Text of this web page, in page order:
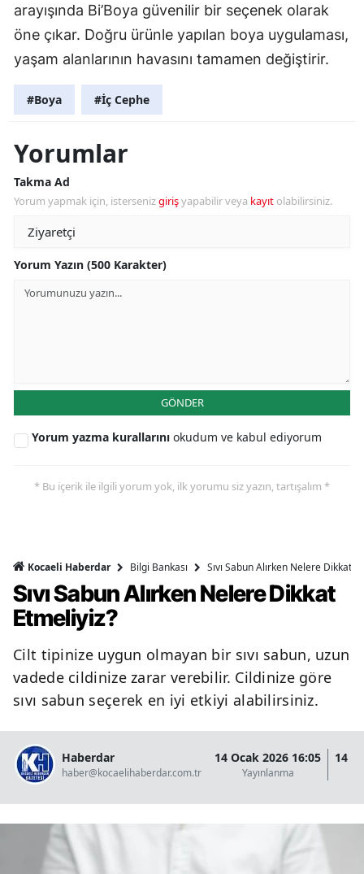
arayışında Bi’Boya güvenilir bir seçenek olarak
öne çıkar. Doğru ürünle yapılan boya uygulaması,
yaşam alanlarının havasını tamamen değiştirir.
#Boya #İç Cephe
Yorumlar
Takma Ad
Yorum yapmak için, istersenizgirişyapabilir veya kayıt olabilirsiniz.
Yorum Yazın (500 Karakter)
GÖNDER
Yorum yazma kurallarını okudum ve kabul ediyorum
* Bu içerik ile ilgili yorum yok, ilk yorumu siz yazın, tartışalım *
Kocaeli Haberdar Bilgi Bankası Sıvı Sabun Alırken Nelere Dikkat
Sıvı Sabun Alırken Nelere Dikkat
Etmeliyiz?
Cilt tipinize uygun olmayan bir sıvı sabun, uzun
vadede cildinize zarar verebilir. Cildinize göre
sıvı sabun seçerek en iyi etkiyi alabilirsiniz.
Haberdar
haber@kocaelihaberdar.com.tr
14 Ocak 2026 16:05
Yayınlanma
14